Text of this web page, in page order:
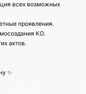
всех возможных
проявления.
КО.
актов.
✨